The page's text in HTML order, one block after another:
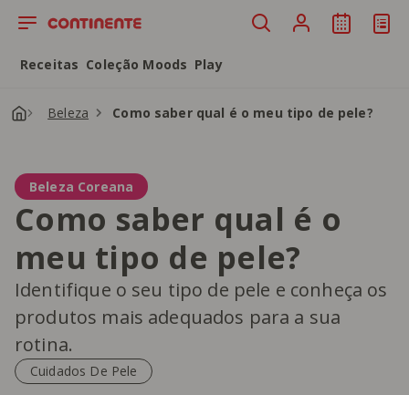
Saltar para o conteúdo principal
Receitas Coleção Moods Play
Beleza Como saber qual é o meu tipo de pele?
Beleza Coreana
Como saber qual é o
meu tipo de pele?
Identifique o seu tipo de pele e conheça os
produtos mais adequados para a sua
rotina.
Cuidados De Pele